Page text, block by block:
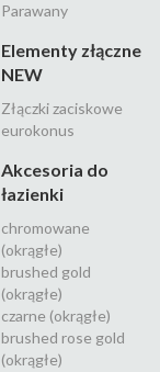
Parawany
Elementy złączne
NEW
Złączki zaciskowe
eurokonus
Akcesoria do
łazienki
chromowane
(okrągłe)
brushed gold
(okrągłe)
czarne (okrągłe)
brushed rose gold
(okrągłe)